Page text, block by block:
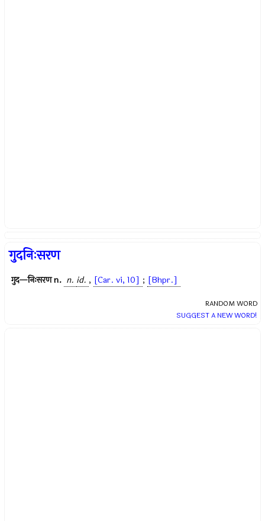
गुदनिःसरण
गुद—निःसरणn. n. id. , [Car. vi, 10] ; [Bhpr.]
RANDOM WORD
SUGGEST A NEW WORD!